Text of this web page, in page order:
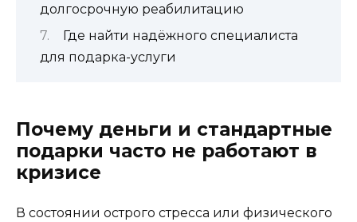
долгосрочную реабилитацию
Где найти надёжного специалиста
для подарка-услуги
Почему деньги и стандартные
подарки часто не работают в
кризисе
В состоянии острого стресса или физического